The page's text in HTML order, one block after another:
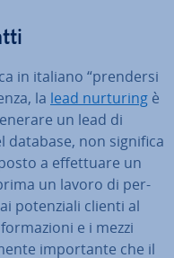
in italiano “prendersi
la lead nurturing è
un lead di
database, non significa
a ef­fet­tua­re un
un lavoro di per­
po­ten­zia­li clienti al
e i mezzi
im­por­tan­te che il